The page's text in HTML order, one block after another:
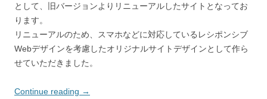
として、旧バージョンよりリニューアルしたサイトとなってお
ります。
リニューアルのため、スマホなどに対応しているレシポンシブ
Webデザインを考慮したオリジナルサイトデザインとして作ら
せていただきました。
Continue reading →